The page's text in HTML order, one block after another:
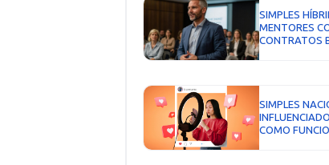
SIMPLES
MENTORES
CONTRATOS
DECISÃO DE
SIMPLES
COMO